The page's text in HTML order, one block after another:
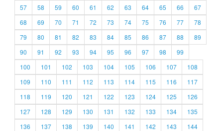
57
58 59 60 61 62 63 64 65 66
67
68
69 70 71 72 73 74 75 76 77
78
79
80 81 82 83 84 85 86 87 88
89
90
91 92 93 94 95 96 97 98
99
100
101 102 103 104 105 106 107
108
109
110 111 112 113 114 115 116
117
118
119 120 121 122 123 124 125
126
127
128 129 130 131 132 133 134
135
136
137 138 139 140 141 142 143
144